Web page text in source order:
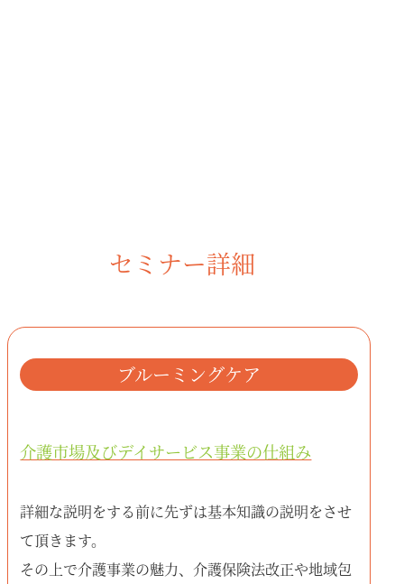
セミナー詳細
ブルーミングケア
介護市場及びデイサービス事業の仕組み
詳細な説明をする前に先ずは基本知識の説明をさせ
て頂きます。
その上で介護事業の魅力、介護保険法改正や地域包